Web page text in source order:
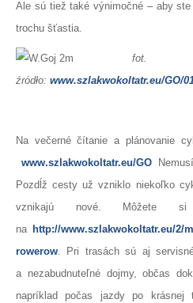
Ale sú tiež také výnimočné – aby
trochu šťastia.
fot.
źródło: www.szlakwokoltatr.eu/GO/
Na večerné čítanie a plánovanie
www.szlakwokoltatr.eu/GO
Pozdĺž cesty už vzniklo niekoľko
vznikajú nové. Môžete
na http://www.szlakwokoltatr.eu/2/
rowerow. Pri trasách sú aj
a nezabudnuteľné dojmy, občas
napríklad počas jazdy po krásnej